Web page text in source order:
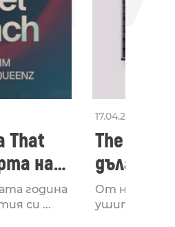
That
на
година
си ...
17.04.2024
The
втори
излезе
От няколко
ушите и